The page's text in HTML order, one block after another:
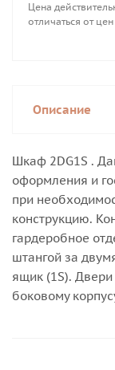
Цена
отличаться от
Описание
Шкаф 2DG1S .
оформления и
при
конструкцию.
гардеробное
штангой за
ящик (1S).
боковому